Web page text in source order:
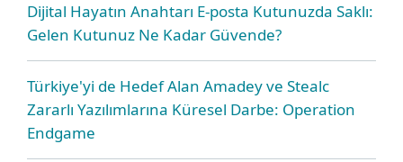
Dijital Hayatın Anahtarı E-posta Kutunuzda Saklı:
Gelen Kutunuz Ne Kadar Güvende?
Türkiye'yi de Hedef Alan Amadey ve Stealc
Zararlı Yazılımlarına Küresel Darbe: Operation
Endgame